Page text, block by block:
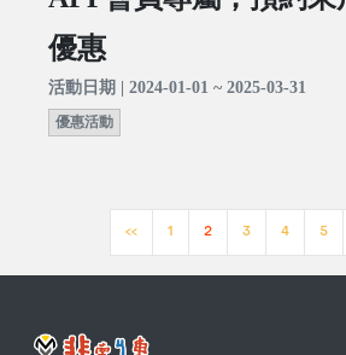
優惠
活動日期 | 2024-01-01 ~ 2025-03-31
優惠活動
<< 1 2 3 4 5